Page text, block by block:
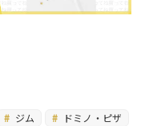
ジム
ドミノ・ピザ